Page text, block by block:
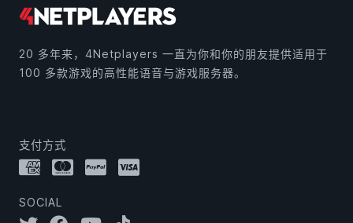
20 多年来，4Netplayers 一直为你和你的朋友提供适用于
100 多款游戏的高性能语音与游戏服务器。
支付方式
SOCIAL